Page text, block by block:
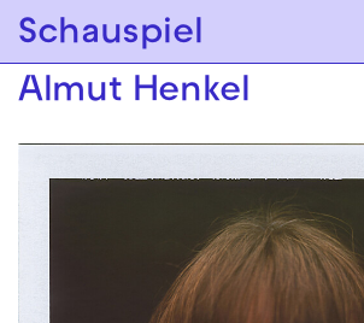
Zur Hauptnavigation springen
Zum Hauptinhalt springen
Schauspiel
Almut Henkel